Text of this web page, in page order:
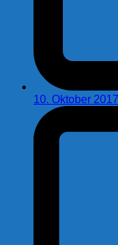
10. Oktober 2017